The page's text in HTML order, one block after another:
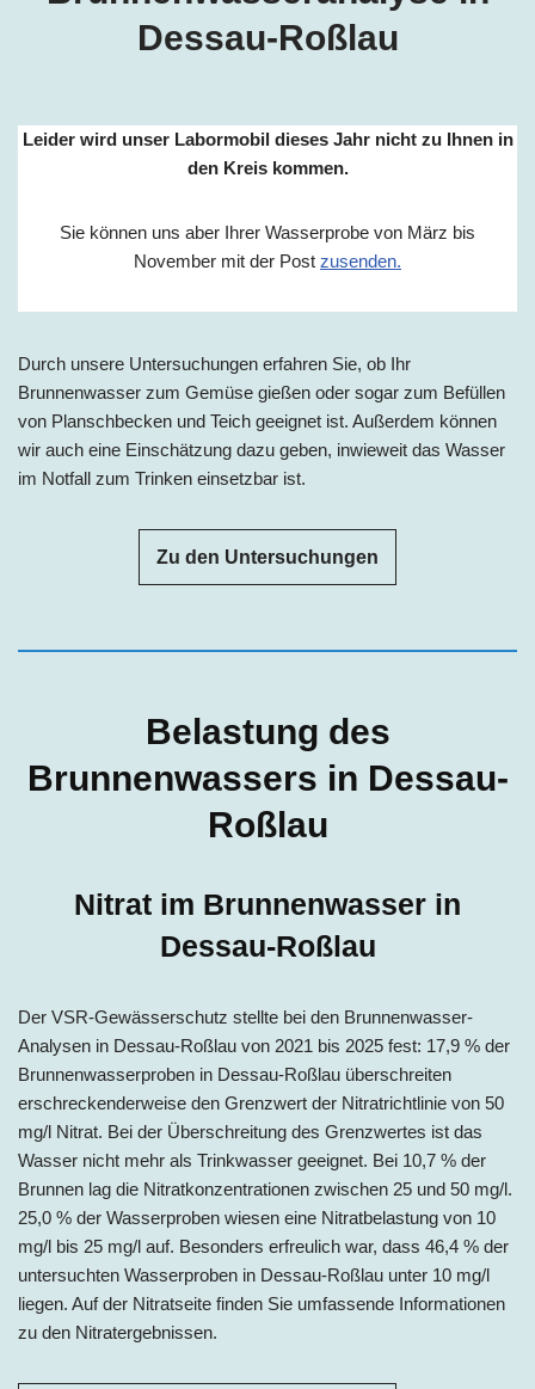
Dessau-Roßlau
Leider wird unser Labormobil dieses Jahr nicht zu Ihnen in
den Kreis kommen.
Sie können uns aber Ihrer Wasserprobe von März bis
November mit der Post zusenden.
Durch unsere Untersuchungen erfahren Sie, ob Ihr
Brunnenwasser zum Gemüse gießen oder sogar zum Befüllen
von Planschbecken und Teich geeignet ist. Außerdem können
wir auch eine Einschätzung dazu geben, inwieweit das Wasser
im Notfall zum Trinken einsetzbar ist.
Zu den Untersuchungen
Belastung des
Brunnenwassers in Dessau-
Roßlau
Nitrat im Brunnenwasser in
Dessau-Roßlau
Der VSR-Gewässerschutz stellte bei den Brunnenwasser-
Analysen in Dessau-Roßlau von 2021 bis 2025 fest: 17,9 % der
Brunnenwasserproben in Dessau-Roßlau überschreiten
erschreckenderweise den Grenzwert der Nitratrichtlinie von 50
mg/l Nitrat. Bei der Überschreitung des Grenzwertes ist das
Wasser nicht mehr als Trinkwasser geeignet. Bei 10,7 % der
Brunnen lag die Nitratkonzentrationen zwischen 25 und 50 mg/l.
25,0 % der Wasserproben wiesen eine Nitratbelastung von 10
mg/l bis 25 mg/l auf. Besonders erfreulich war, dass 46,4 % der
untersuchten Wasserproben in Dessau-Roßlau unter 10 mg/l
liegen. Auf der Nitratseite finden Sie umfassende Informationen
zu den Nitratergebnissen.